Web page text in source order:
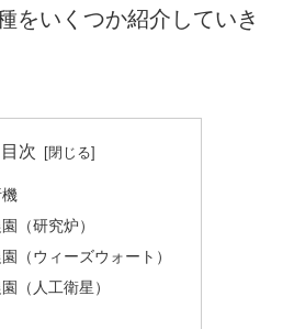
をいくつか紹介していき
目次
（研究炉）
（ウィーズウォート）
（人工衛星）